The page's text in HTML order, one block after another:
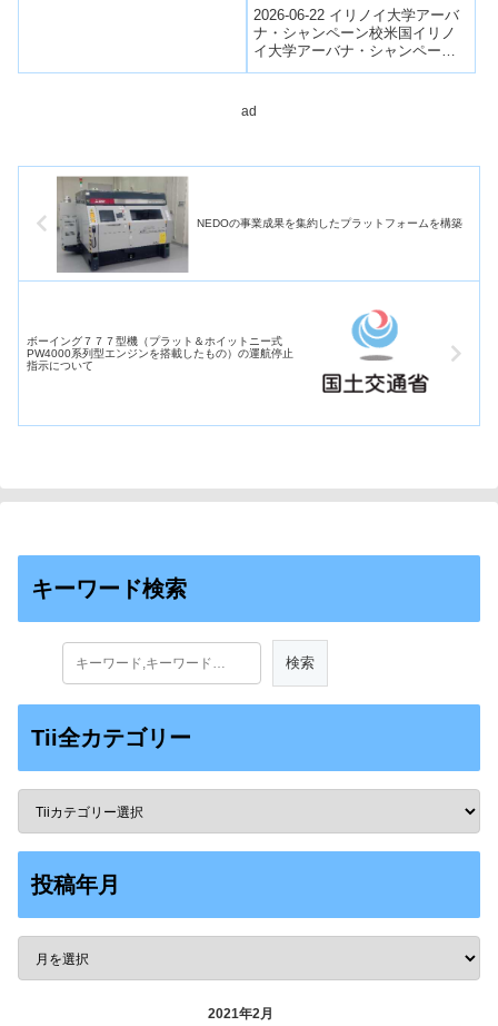
study explores feasibility
of creating sustainable
jet fuel from food waste）
2026-06-22 イリノイ大学アーバ
ナ・シャンペーン校米国イリノ
イ大学アーバナ・シャンペーン
校の研究チームは、食品廃棄物
（SAF：Su...
ad
NEDOの事業成果を集約したプラットフォームを構築
ボーイング７７７型機（プラット＆ホイットニー式
PW4000系列型エンジンを搭載したもの）の運航停止
指示について
キーワード検索
Tii全カテゴリー
投稿年月
2021年2月